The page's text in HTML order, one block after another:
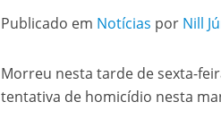
Publicado em Notícias por Nill
Morreu nesta tarde de sexta-
tentativa de homicídio nesta